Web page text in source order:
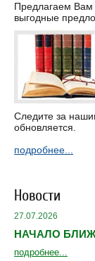
Предлагаем Вам
выгодные
Следите за
обновляется.
подробнее...
Новости
27.07.2026
НАЧАЛО
подробнее...